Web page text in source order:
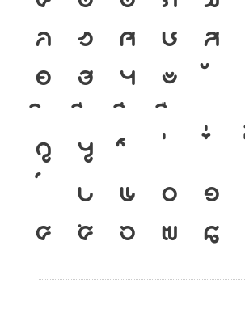
ล ว ศ ษ ส
อ ฮ ฯ ะ
ใ ไ
เ แ ๐ ๑
๔ ๕ ๖ ๗ ๘